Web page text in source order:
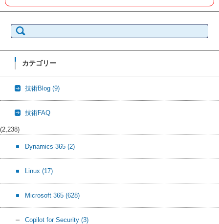
索:
カテゴリー
技術Blog (9)
技術FAQ
(2,238)
Dynamics 365 (2)
Linux (17)
Microsoft 365 (628)
Copilot for Security (3)